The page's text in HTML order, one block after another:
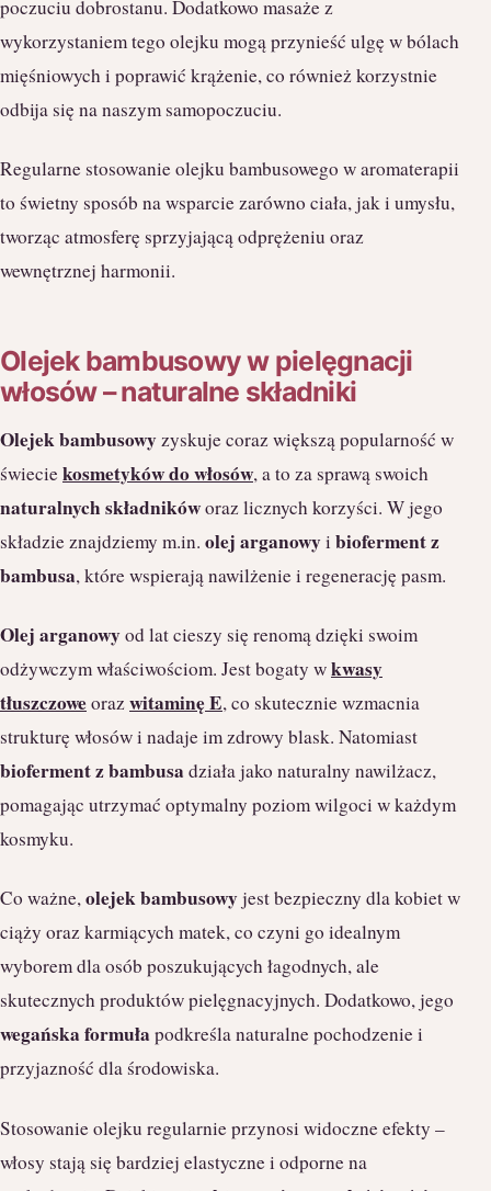
poczuciu dobrostanu. Dodatkowo masaże z
wykorzystaniem tego olejku mogą przynieść ulgę w bólach
mięśniowych i poprawić krążenie, co również korzystnie
odbija się na naszym samopoczuciu.
Regularne stosowanie olejku bambusowego w aromaterapii
to świetny sposób na wsparcie zarówno ciała, jak i umysłu,
tworząc atmosferę sprzyjającą odprężeniu oraz
wewnętrznej harmonii.
Olejek bambusowy w pielęgnacji
włosów – naturalne składniki
Olejek bambusowyzyskuje coraz większą popularność w
świeciekosmetyków do włosów, a to za sprawą swoich
naturalnych składnikóworaz licznych korzyści. W jego
składzie znajdziemy m.in. olej arganowyi bioferment z
bambusa, które wspierają nawilżenie i regenerację pasm.
Olej arganowyod lat cieszy się renomą dzięki swoim
odżywczym właściwościom. Jest bogaty wkwasy
tłuszczoweorazwitaminę E, co skutecznie wzmacnia
strukturę włosów i nadaje im zdrowy blask. Natomiast
bioferment z bambusa działa jako naturalny nawilżacz,
pomagając utrzymać optymalny poziom wilgoci w każdym
kosmyku.
Co ważne,olejek bambusowyjest bezpieczny dla kobiet w
ciąży oraz karmiących matek, co czyni go idealnym
wyborem dla osób poszukujących łagodnych, ale
skutecznych produktów pielęgnacyjnych. Dodatkowo, jego
wegańska formuła podkreśla naturalne pochodzenie i
przyjazność dla środowiska.
Stosowanie olejku regularnie przynosi widoczne efekty –
włosy stają się bardziej elastyczne i odporne na